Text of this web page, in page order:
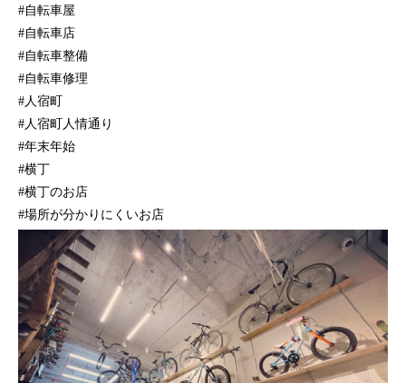
#自転車屋
#自転車店
#自転車整備
#自転車修理
#人宿町
#人宿町人情通り
#年末年始
#横丁
#横丁のお店
#場所が分かりにくいお店